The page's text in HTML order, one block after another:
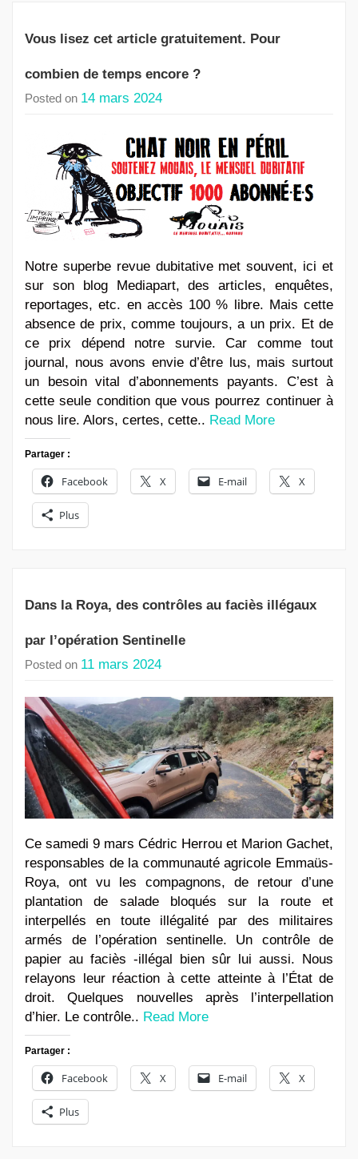
Vous lisez cet article gratuitement. Pour
combien de temps encore ?
Posted on 14 mars 2024
Notre superbe revue dubitative met souvent, ici et
sur son blog Mediapart, des articles, enquêtes,
reportages, etc. en accès 100 % libre. Mais cette
absence de prix, comme toujours, a un prix. Et de
ce prix dépend notre survie. Car comme tout
journal, nous avons envie d’être lus, mais surtout
un besoin vital d’abonnements payants. C’est à
cette seule condition que vous pourrez continuer à
nous lire. Alors, certes, cette.. Read More
Partager :
Facebook X E-mail X
Plus
Dans la Roya, des contrôles au faciès illégaux
par l’opération Sentinelle
Posted on 11 mars 2024
Ce samedi 9 mars Cédric Herrou et Marion Gachet,
responsables de la communauté agricole Emmaüs-
Roya, ont vu les compagnons, de retour d’une
plantation de salade bloqués sur la route et
interpellés en toute illégalité par des militaires
armés de l’opération sentinelle. Un contrôle de
papier au faciès -illégal bien sûr lui aussi. Nous
relayons leur réaction à cette atteinte à l’État de
droit. Quelques nouvelles après l’interpellation
d’hier. Le contrôle.. Read More
Partager :
Facebook X E-mail X
Plus